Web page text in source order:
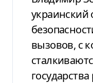
украинский
вызовов, с